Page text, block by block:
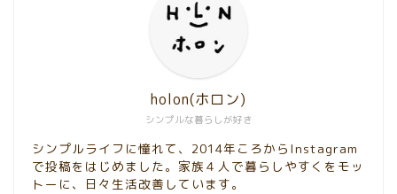
シンプルな暮らしが好き
holon(ホロン)
シンプルライフに憧れて、2014年ころからInstagram
で投稿をはじめました。家族４人で暮らしやすくをモッ
トーに、日々生活改善しています。